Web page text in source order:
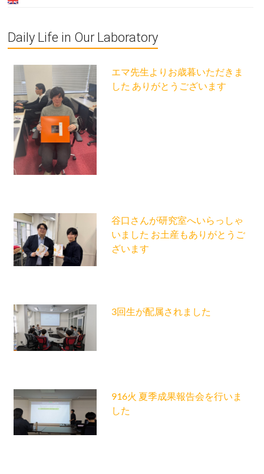
Daily Life in Our Laboratory
エマ先生よりお歳暮いただきま
した ありがとうございます
谷口さんが研究室へいらっしゃ
いました お土産もありがとうご
ざいます
3回生が配属されました
916火 夏季成果報告会を行いま
した